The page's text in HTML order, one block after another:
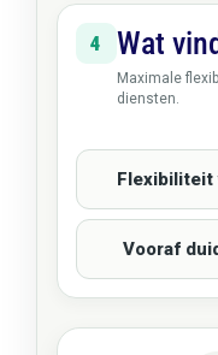
4 Wat
Maximale
diensten.
Flexibiliteit
Vooraf